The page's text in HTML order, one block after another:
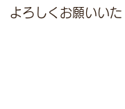
よろしくお願いい